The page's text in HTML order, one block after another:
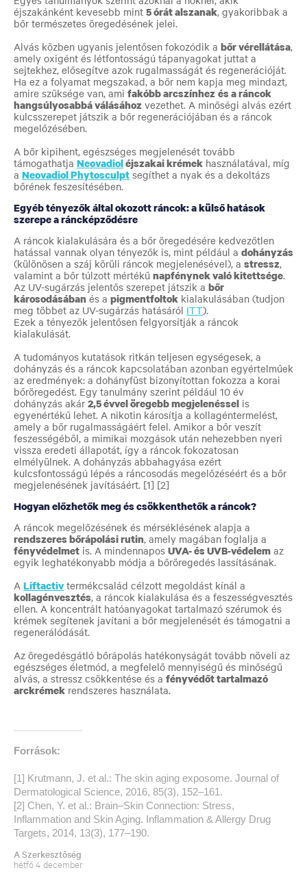
éjszakánként kevesebb mint 5 órát alszanak, gyakoribbak a
bőr természetes öregedésének jelei.
Alvás közben ugyanis jelentősen fokozódik a bőr vérellátása,
amely oxigént és létfontosságú tápanyagokat juttat a
sejtekhez, elősegítve azok rugalmasságát és regenerációját.
Ha ez a folyamat megszakad, a bőr nem kapja meg mindazt,
amire szüksége van, ami fakóbb arcszínhez és a ráncok
hangsúlyosabbá válásához vezethet. A minőségi alvás ezért
kulcsszerepet játszik a bőr regenerációjában és a ráncok
megelőzésében.
A bőr kipihent, egészséges megjelenését tovább
támogathatja Neovadioléjszakai krémek használatával, míg
a Neovadiol Phytosculpt segíthet a nyak és a dekoltázs
bőrének feszesítésében.
Egyéb tényezők által okozott ráncok: a külső hatások
szerepe a ráncképződésre
A ráncok kialakulására és a bőr öregedésére kedvezőtlen
hatással vannak olyan tényezők is, mint például a dohányzás
(különösen a száj körüli ráncok megjelenésével), a stressz,
valamint a bőr túlzott mértékű napfénynek való kitettsége.
Az UV-sugárzás jelentős szerepet játszik a bőr
károsodásában és a pigmentfoltok kialakulásában (tudjon
meg többet az UV-sugárzás hatásáról ITT).
Ezek a tényezők jelentősen felgyorsítják a ráncok
kialakulását.
A tudományos kutatások ritkán teljesen egységesek, a
dohányzás és a ráncok kapcsolatában azonban egyértelműek
az eredmények: a dohányfüst bizonyítottan fokozza a korai
bőröregedést. Egy tanulmány szerint például 10 év
dohányzás akár 2,5 évvel öregebb megjelenéssel is
egyenértékű lehet. A nikotin károsítja a kollagéntermelést,
amely a bőr rugalmasságáért felel. Amikor a bőr veszít
feszességéből, a mimikai mozgások után nehezebben nyeri
vissza eredeti állapotát, így a ráncok fokozatosan
elmélyülnek. A dohányzás abbahagyása ezért
kulcsfontosságú lépés a ráncosodás megelőzéséért és a bőr
megjelenésének javításáért. [1] [2]
Hogyan előzhetők meg és csökkenthetők a ráncok?
A ráncok megelőzésének és mérséklésének alapja a
rendszeres bőrápolási rutin, amely magában foglalja a
fényvédelmet is. A mindennapos UVA- és UVB-védelem az
egyik leghatékonyabb módja a bőröregedés lassításának.
A Liftactivtermékcsalád célzott megoldást kínál a
kollagénvesztés, a ráncok kialakulása és a feszességvesztés
ellen. A koncentrált hatóanyagokat tartalmazó szérumok és
krémek segítenek javítani a bőr megjelenését és támogatni a
regenerálódását.
Az öregedésgátló bőrápolás hatékonyságát tovább növeli az
egészséges életmód, a megfelelő mennyiségű és minőségű
alvás, a stressz csökkentése és a fényvédőt tartalmazó
arckrémek rendszeres használata.
Források:
[1] Krutmann, J. et al.: The skin aging exposome. Journal of
Dermatological Science, 2016, 85(3), 152–161.
[2] Chen, Y. et al.: Brain–Skin Connection: Stress,
Inflammation and Skin Aging. Inflammation & Allergy Drug
Targets, 2014, 13(3), 177–190.
A Szerkesztőség
hétfő 4 december